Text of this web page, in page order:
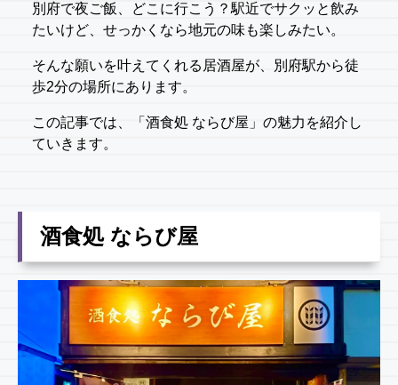
別府で夜ご飯、どこに行こう？駅近でサクッと飲み
たいけど、せっかくなら地元の味も楽しみたい。
そんな願いを叶えてくれる居酒屋が、別府駅から徒
歩2分の場所にあります。
この記事では、「酒食処 ならび屋」の魅力を紹介し
ていきます。
酒食処 ならび屋